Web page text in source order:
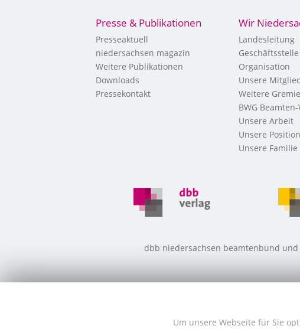
Presse & Publikationen
Presseaktuell
niedersachsen magazin
Weitere Publikationen
Downloads
Pressekontakt
Wir
Landesleitung
Geschäftsstelle
Organisation
Unsere
Weitere
BWG
Unsere Arbeit
Unsere
Unsere Familie
dbb niedersachsen beamtenbund und
Um unsere Webseite für Sie